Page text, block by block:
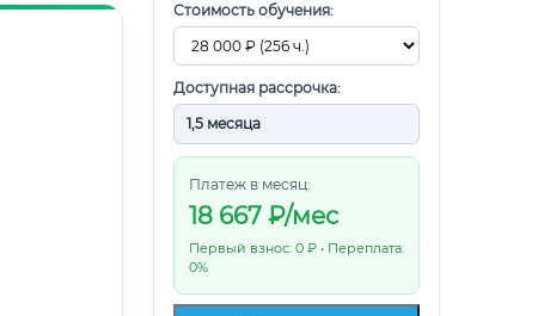
Стоимость обучения:
Доступная рассрочка:
Платеж в месяц:
18 667₽/мес
Первый взнос: 0 ₽ • Переплата:
0%